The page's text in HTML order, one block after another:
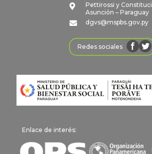

Pettirossi y
Asunción – Paraguay

dgvs@mspbs.gov.py
Redes sociales
Enlace de interés: